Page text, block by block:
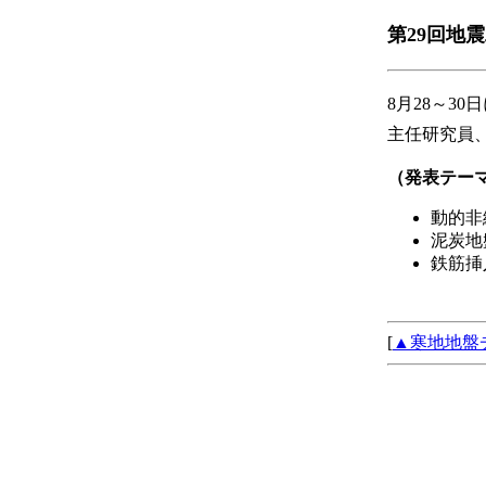
第29回地
8月28～30
主任研究員
（発表テー
動的
泥炭
鉄筋
[ ▲寒地地盤